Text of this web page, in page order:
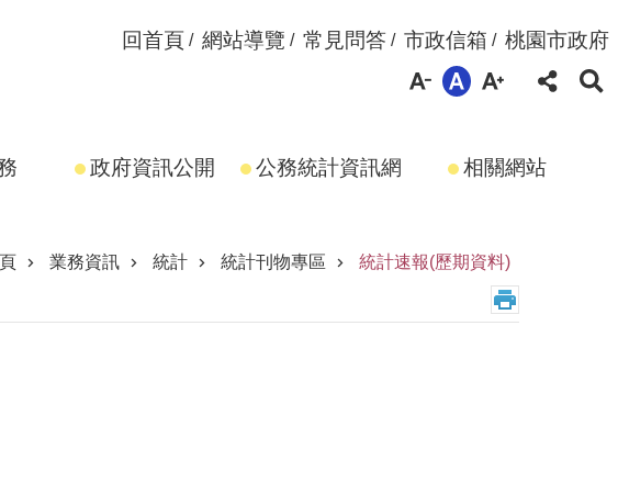
回首頁 網站導覽 常見問答 市政信箱 桃園市政府
政府資訊公開 公務統計資訊網 相關網站
業務資訊 統計 統計刊物專區 統計速報(歷期資料)